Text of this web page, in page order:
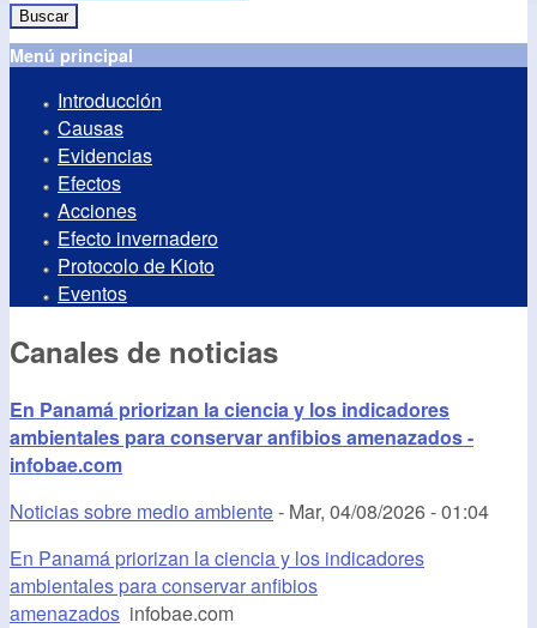
Menú principal
Introducción
Causas
Evidencias
Efectos
Acciones
Efecto invernadero
Protocolo de Kioto
Eventos
Canales de noticias
En Panamá priorizan la ciencia y los indicadores
ambientales para conservar anfibios amenazados -
infobae.com
Noticias sobre medio ambiente- Mar, 04/08/2026 - 01:04
En Panamá priorizan la ciencia y los indicadores
ambientales para conservar anfibios
amenazados infobae.com